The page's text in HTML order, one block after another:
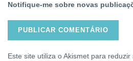
Notifique-me sobre novas
Este site utiliza o Akismet para reduzir